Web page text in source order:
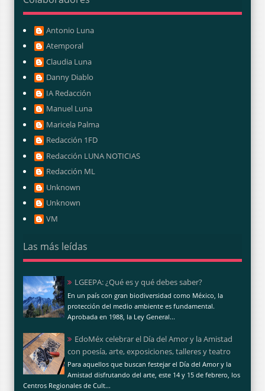
Antonio Luna
Atemporal
Claudia Luna
Danny Diablo
IA Redacción
Manuel Luna
Maricela Palma
Redacción 1FD
Redacción LUNA NOTICIAS
Redacción ML
Unknown
Unknown
VM
Las más leídas
LGEEPA: ¿Qué es y qué debes saber?
En un país con gran biodiversidad como México, la
protección del medio ambiente es fundamental.
Aprobada en 1988, la Ley General...
EdoMéx celebrar el Día del Amor y la Amistad
con poesía, arte, exposiciones, talleres y teatro
Para aquellos que buscan festejar el Día del Amor y la
Amistad disfrutando del arte, este 14 y 15 de febrero, los
Centros Regionales de Cult...